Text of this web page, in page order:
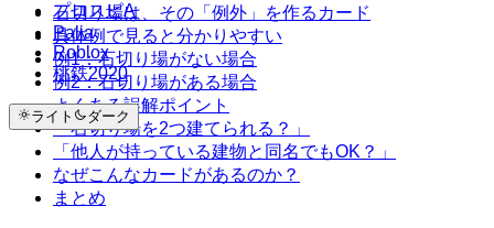
プロスピA
Palia
Roblox
桃鉄2020
ライト ダーク
石切り場は、その「例外」を作るカード
具体例で見ると分かりやすい
例1：石切り場がない場合
例2：石切り場がある場合
よくある誤解ポイント
「石切り場を2つ建てられる？」
「他人が持っている建物と同名でもOK？」
なぜこんなカードがあるのか？
まとめ